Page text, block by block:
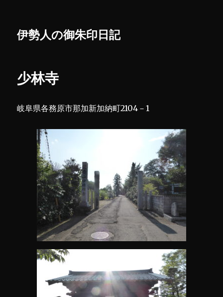
伊勢人の御朱印日記
少林寺
岐阜県各務原市那加新加納町2104－1